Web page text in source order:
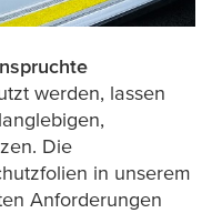
werden, lassen
Die
in unserem
Anforderungen